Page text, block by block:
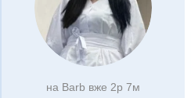
на Barb вже 2р 7м